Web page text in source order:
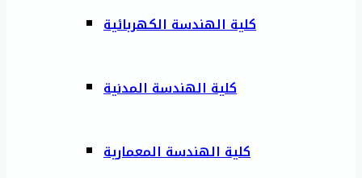
كلية الهندسة الكهربائية
كلية الهندسة المدنية
كلية الهندسة المعمارية